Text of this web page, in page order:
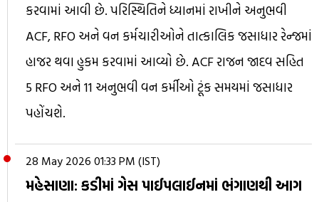
કરવામાં આવી છે. પરિસ્થિતિને ધ્યાનમાં રાખીને અનુભવી
ACF, RFO અને વન કર્મચારીઓને તાત્કાલિક જસાધાર રેન્જમાં
હાજર થવા હુકમ કરવામાં આવ્યો છે. ACF રાજન જાદવ સહિત
5 RFO અને 11 અનુભવી વન કર્મીઓ ટૂંક સમયમાં જસાધાર
પહોંચશે.
28 May 2026 01:33 PM (IST)
મહેસાણા: કડીમાં ગેસ પાઈપલાઈનમાં ભંગાણથી આગ